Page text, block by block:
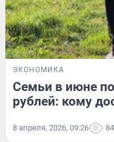
ЭКОНОМИКА
Семьи в июне
рублей: кому
8 апреля, 2026, 09:26